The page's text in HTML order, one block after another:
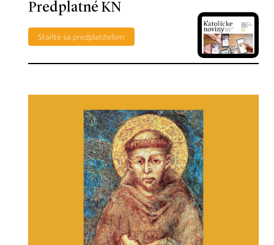
Predplatné KN
Staňte sa predplatiteľom